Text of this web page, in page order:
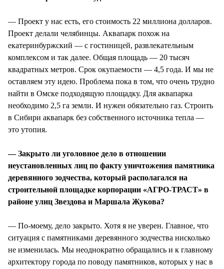
— Проект у нас есть, его стоимость 22 миллиона долларов.
Проект делали челябинцы. Аквапарк похож на
екатеринбуржский — с гостиницей, развлекательным
комплексом и так далее. Общая площадь — 20 тысяч
квадратных метров. Срок окупаемости — 4,5 года. И мы не
оставляем эту идею. Проблема пока в том, что очень трудно
найти в Омске подходящую площадку. Для аквапарка
необходимо 2,5 га земли. И нужен обязательно газ. Строить
в Сибири аквапарк без собственного источника тепла —
это утопия.
— Закрыто ли уголовное дело в отношении
неустановленных лиц по факту уничтожения памятника
деревянного зодчества, который располагался на
строительной площадке корпорации «АГРО-ТРАСТ» в
районе улиц Звездова и Маршала Жукова?
— По-моему, дело закрыто. Хотя я не уверен. Главное, что
ситуация с памятниками деревянного зодчества нисколько
не изменилась. Мы неоднократно обращались и к главному
архитектору города по поводу памятников, которых у нас в